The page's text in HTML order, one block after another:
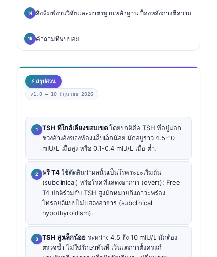
สิ่งพิมพ์งานวิจัยและมาตรฐานหลักฐานเบื้องหลังการตีความ
คำถามที่พบบ่อย
⚡ สรุปด่วน
v1.0 — 10 มิถุนายน 2026
TSH ที่ใกล้เคียงขอบเขต โดยปกติคือ TSH ที่อยู่นอก
ช่วงอ้างอิงของห้องแล็บเล็กน้อย มักอยู่ราว 4.5-10
mIU/L เมื่อสูง หรือ 0.1-0.4 mIU/L เมื่อ ต่ำ.
ฟรี T4 ใช้ตัดสินว่าผลนั้นเป็นโรคระยะเริ่มต้น
(subclinical) หรือโรคที่แสดงอาการ (overt); Free
T4 ปกติร่วมกับ TSH สูงมักหมายถึงภาวะพร่อง
ไทรอยด์แบบไม่แสดงอาการ (subclinical
hypothyroidism).
TSH สูงเล็กน้อย ระหว่าง 4.5 ถึง 10 mIU/L มักต้อง
ตรวจซ้ำ ไม่ใช่รักษาทันที เว้นแต่การตั้งครรภ์